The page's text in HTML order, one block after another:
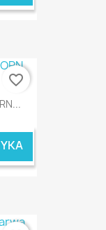
favorite_border